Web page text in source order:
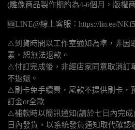
(雕像商品製作期約為4-6個月，版權
🆕LINE@線上客服：https://lin.ee/
⚠️到貨時間以工作室通知為準，非因
素，恕無法退款。
⚠️付訂完成後，非經店家同意取消訂
不返還。
⚠️刷卡免手續費，尾款不提供刷卡，
訂金or全款
⚠️補款時以簡訊通知(請於七日內完成
日內發貨，以系統發貨通知取代確認